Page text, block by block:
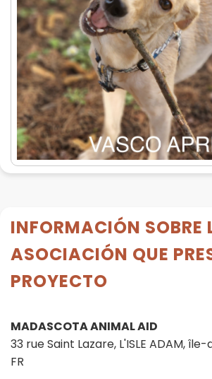
INFORMACIÓN SOBRE
ASOCIACIÓN QUE
PROYECTO
MADASCOTA ANIMAL AID
33 rue Saint Lazare, L'ISLE ADAM,
FR